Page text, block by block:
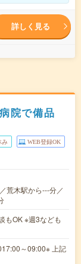
詳しく見る
院で備品
み WEB登録OK
荒木駅から---分／
もOK ※週3なども
～09:00※ 上記